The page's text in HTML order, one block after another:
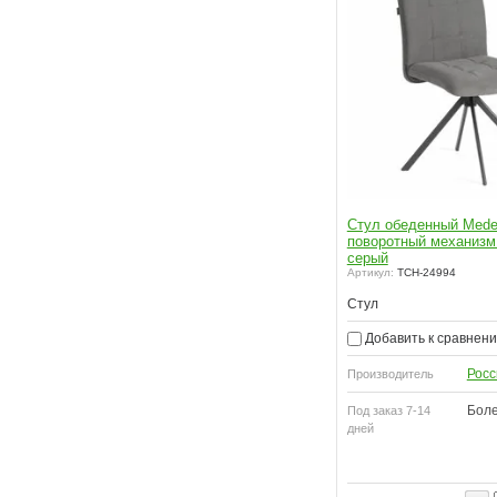
Стул обеденный
поворотный
серый
Артикул: TCH-24994
Стул
Добавить к
Производитель
Под заказ 7-14
дней